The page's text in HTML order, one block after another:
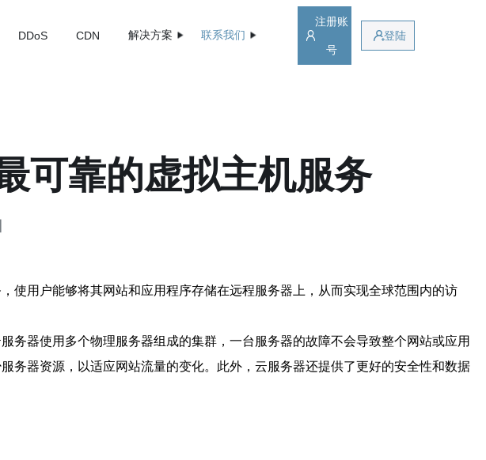
DDoS CDN 解决方案 联系我们
注册账
号
登陆
可靠的虚拟主机服务
使用户能够将其网站和应用程序存储在远程服务器上，从而实现全球范围内的访
器使用多个物理服务器组成的集群，一台服务器的故障不会导致整个网站或应用
务器资源，以适应网站流量的变化。此外，云服务器还提供了更好的安全性和数据